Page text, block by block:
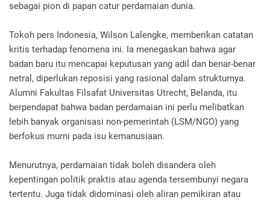
sebagai pion di papan catur perdamaian dunia.
Tokoh pers Indonesia, Wilson Lalengke, memberikan catatan
kritis terhadap fenomena ini. Ia menegaskan bahwa agar
badan baru itu mencapai keputusan yang adil dan benar-benar
netral, diperlukan reposisi yang rasional dalam strukturnya.
Alumni Fakultas Filsafat Universitas Utrecht, Belanda, itu
berpendapat bahwa badan perdamaian ini perlu melibatkan
lebih banyak organisasi non-pemerintah (LSM/NGO) yang
berfokus murni pada isu kemanusiaan.
Menurutnya, perdamaian tidak boleh disandera oleh
kepentingan politik praktis atau agenda tersembunyi negara
tertentu. Juga tidak didominasi oleh aliran pemikiran atau